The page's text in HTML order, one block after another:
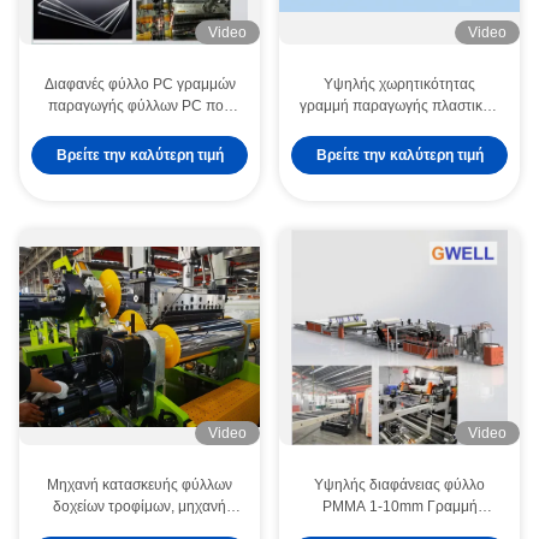
Video
Διαφανές φύλλο PC γραμμών
παραγωγής φύλλων PC που
μεταπωλήσεων μηχανών
Βρείτε την καλύτερη τιμή
Video
Υψηλής χωρητικότητας
γραμμή παραγωγής πλαστικών
υψηλή ροπή υψηλή απόδοση
Βρείτε την καλύτερη τιμή
Video
Μηχανή κατασκευής φύλλων
δοχείων τροφίμων, μηχανή
Video
Υψηλής διαφάνειας φύλλο
PMMA 1-10mm Γραμμή